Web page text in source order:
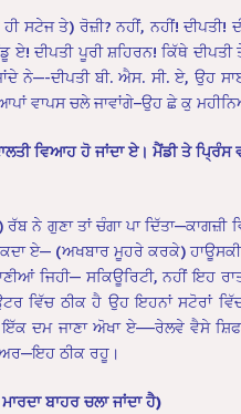
ਸਟੇਜ ਤੇ) ਰੋਜ਼ੀ? ਨਹੀਂ, ਨਹੀਂ! ਦੀਪਤੀ!
ਏ! ਦੀਪਤੀ ਪੂਰੀ ਸ਼ਹਿਰਨ! ਕਿੱਥੇ
ਨੇ—-ਦੀਪਤੀ ਬੀ. ਐਸ. ਸੀ. ਏ, ਉਹ
ਵਾਪਸ ਚਲੇ ਜਾਵਾਂਗੇ–ਉਹ ਛੇ ਕੁ
ਵਿਆਹ ਹੋ ਜਾਂਦਾ ਏ। ਮੈਂਡੀ ਤੇ
ਨੇ ਗੁਣਾ ਤਾਂ ਚੰਗਾ ਪਾ
ਏ— (ਅਖਬਾਰ ਮੂਹਰੇ ਕਰਕੇ)
ਜਿਹੀ— ਸਕਿਊਰਿਟੀ, ਨਹੀਂ ਇਹ
ਵਿੱਚ ਠੀਕ ਹੈ ਉਹ ਇਹਨਾਂ ਸਟੋਰਾਂ
ਇੱਕ ਦਮ ਜਾਣਾ ਅੋਖਾ ਏ—–ਰੇਲਵੇ ਵੈਸੇ
ਠੀਕ ਰਹੂ।
ਬਾਹਰ ਚਲਾ ਜਾਂਦਾ ਹੈ)